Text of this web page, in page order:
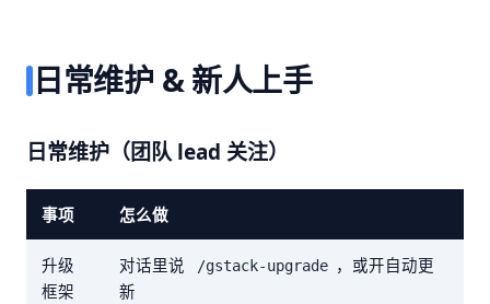
日常维护 & 新人上手
日常维护（团队 lead 关注）
事项 怎么做
升级
框架
对话里说 /gstack-upgrade ，或开自动更
新